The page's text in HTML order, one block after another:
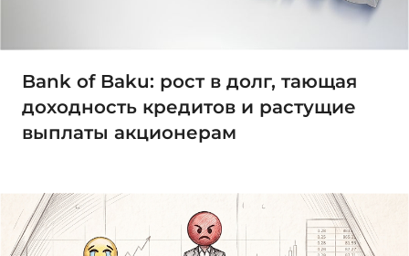
Bank of Baku: рост в долг, тающая
доходность кредитов и растущие
выплаты акционерам